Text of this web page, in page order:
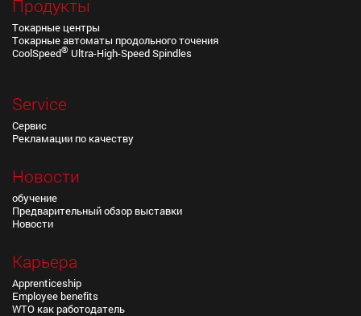
Продукты
Токарные центры
Токарные автоматы продольного точения
CoolSpeed® Ultra-High-Speed Spindles
Service
Сервис
Рекламации по качеству
Новости
обучение
Предварительный обзор выставки
Новости
Карьера
Apprenticeship
Employee benefits
WTO как работодатель